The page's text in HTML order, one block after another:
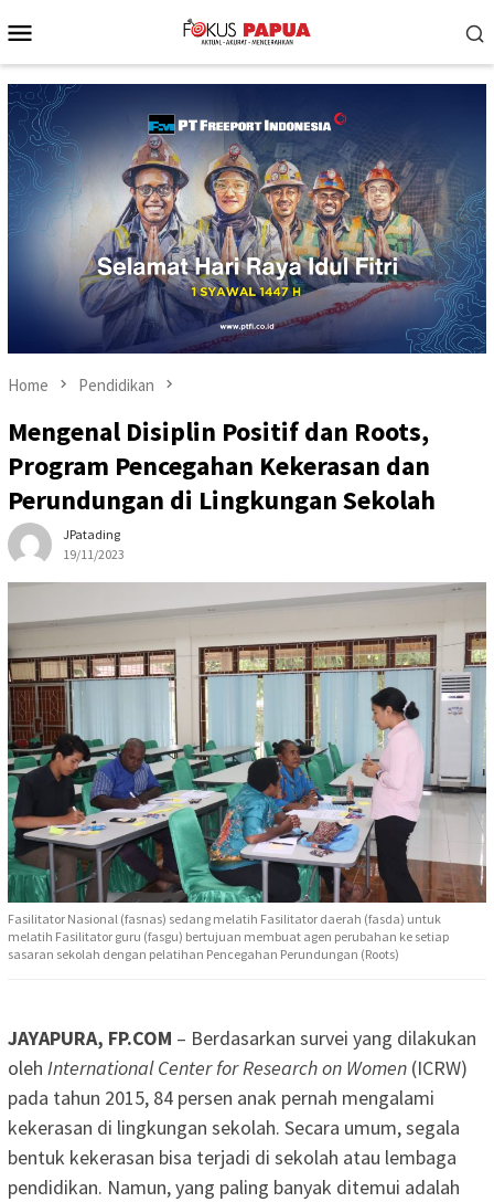
to
Menu
Home Pendidikan
Mengenal Disiplin Positif dan Roots,
Program Pencegahan Kekerasan dan
Perundungan di Lingkungan Sekolah
JPatading
19/11/2023
Fasilitator Nasional (fasnas) sedang melatih Fasilitator daerah (fasda) untuk
melatih Fasilitator guru (fasgu) bertujuan membuat agen perubahan ke setiap
sasaran sekolah dengan pelatihan Pencegahan Perundungan (Roots)
JAYAPURA, FP.COM – Berdasarkan survei yang dilakukan
oleh International Center for Research on Women (ICRW)
pada tahun 2015, 84 persen anak pernah mengalami
kekerasan di lingkungan sekolah. Secara umum, segala
bentuk kekerasan bisa terjadi di sekolah atau lembaga
pendidikan. Namun, yang paling banyak ditemui adalah